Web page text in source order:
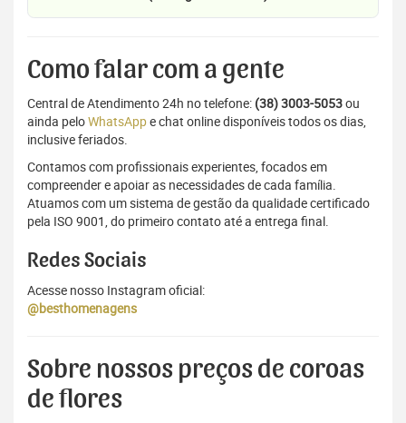
Como falar com a gente
Central de Atendimento 24h no telefone: (38) 3003-5053ou
ainda peloWhatsAppe chat online disponíveis todos os dias,
inclusive feriados.
Contamos com profissionais experientes, focados em
compreender e apoiar as necessidades de cada família.
Atuamos com um sistema de gestão da qualidade certificado
pela ISO 9001, do primeiro contato até a entrega final.
Redes Sociais
Acesse nosso Instagram oficial:
@besthomenagens
Sobre nossos preços de coroas
de flores